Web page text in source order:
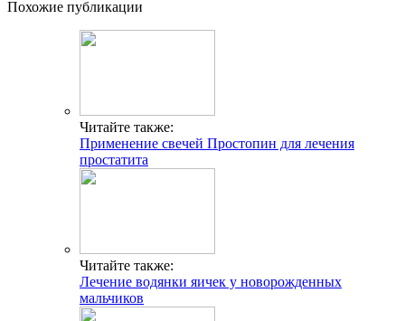
Похожие публикации
Читайте также:
Применение свечей Простопин для лечения
простатита
Читайте также:
Лечение водянки яичек у новорожденных
мальчиков